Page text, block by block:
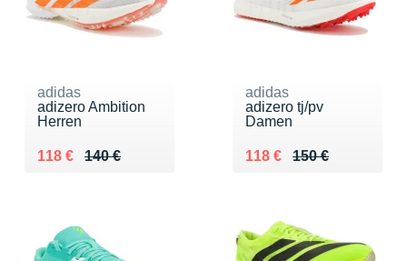
adidas
adizero Ambition
Herren
140 €
Au lieu de 140 €
118 €
Vendu 118 €
adidas
adizero tj/pv
Damen
150 €
Au lieu de 150 €
118 €
Vendu 118 €